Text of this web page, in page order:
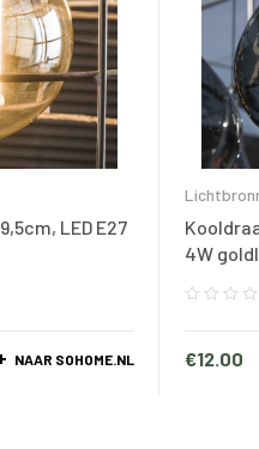
LED E27
NAAR SOHOME.NL
4W
€12.00